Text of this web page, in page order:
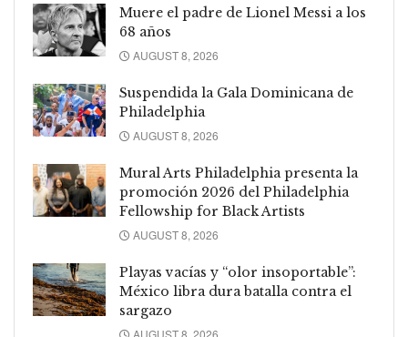
Muere el padre de Lionel Messi a los
68 años
AUGUST 8, 2026
Suspendida la Gala Dominicana de
Philadelphia
AUGUST 8, 2026
Mural Arts Philadelphia presenta la
promoción 2026 del Philadelphia
Fellowship for Black Artists
AUGUST 8, 2026
Playas vacías y “olor insoportable”:
México libra dura batalla contra el
sargazo